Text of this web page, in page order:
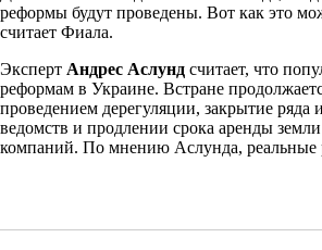
реформы будут проведены. Вот как это
считает Фиала.
Эксперт Андрес Аслунд считает, что
реформам в Украине. Встране
проведением дерегуляции, закрытие
ведомств и продлении срока аренды
компаний. По мнению Аслунда, реальные